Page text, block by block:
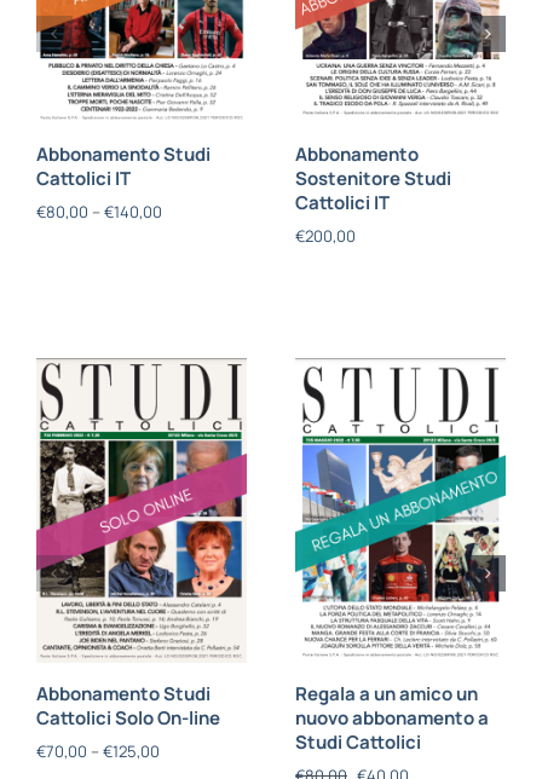
Abbonamento Studi
Cattolici IT
€80,00 – €140,00
Abbonamento
Sostenitore Studi
Cattolici IT
€200,00
Abbonamento Studi
Cattolici Solo On-line
€70,00 – €125,00
Regala a un amico un
nuovo abbonamento a
Studi Cattolici